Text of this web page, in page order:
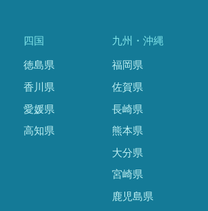
四国
徳島県
香川県
愛媛県
高知県
九州・沖縄
福岡県
佐賀県
長崎県
熊本県
大分県
宮崎県
鹿児島県